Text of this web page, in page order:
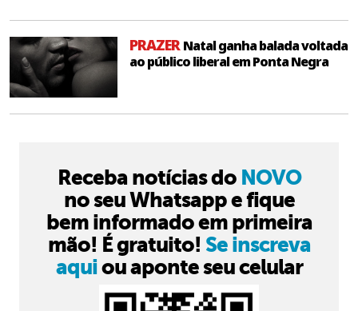
PRAZERNatal ganha balada voltada
ao público liberal em Ponta Negra
Receba notícias do NOVO
no seu Whatsapp e fique
bem informado em primeira
mão! É gratuito! Se inscreva
aquiou aponte seu celular